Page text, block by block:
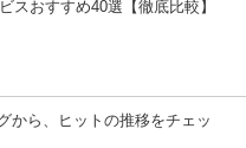
スおすすめ40選【徹底比較】
から、ヒットの推移をチェッ